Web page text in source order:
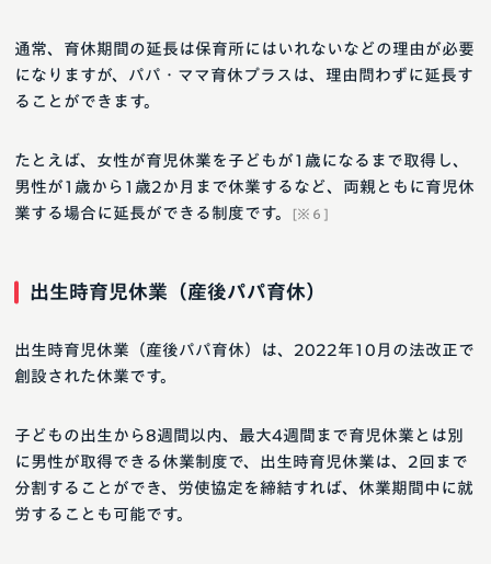
通常、育休期間の延長は保育所にはいれないなどの理由が必要
になりますが、パパ・ママ育休プラスは、理由問わずに延長す
ることができます。
たとえば、女性が育児休業を子どもが1歳になるまで取得し、
男性が1歳から1歳2か月まで休業するなど、両親ともに育児休
業する場合に延長ができる制度です。
[※６]
出生時育児休業（産後パパ育休）
出生時育児休業（産後パパ育休）は、2022年10月の法改正で
創設された休業です。
子どもの出生から8週間以内、最大4週間まで育児休業とは別
に男性が取得できる休業制度で、出生時育児休業は、2回まで
分割することができ、労使協定を締結すれば、休業期間中に就
労することも可能です。